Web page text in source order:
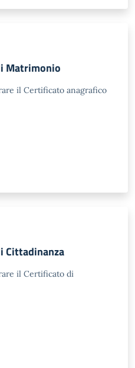
Matrimonio
il Certificato anagrafico
Cittadinanza
il Certificato di